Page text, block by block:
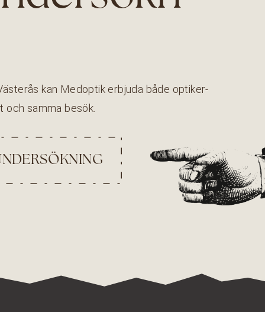
kan Medop­tik erb­ju­da både optik­er-
och sam­ma besök.